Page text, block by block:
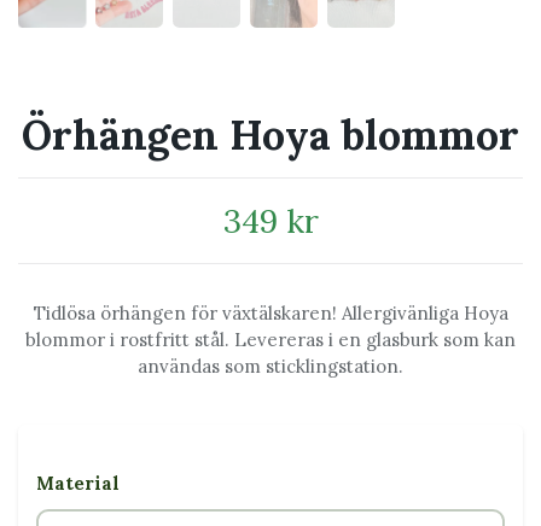
Örhängen Hoya blommor
349 kr
Tidlösa örhängen för växtälskaren! Allergivänliga Hoya
blommor i rostfritt stål. Levereras i en glasburk som kan
användas som sticklingstation.
Material